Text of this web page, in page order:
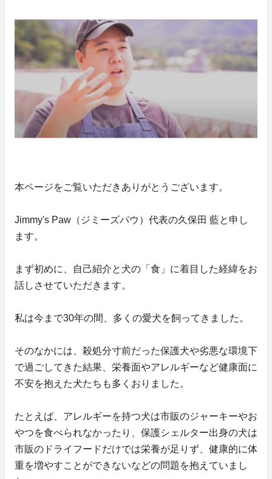
本ページをご覧いただきありがとうございます。
Jimmy's Paw（ジミーズパウ）代表の久保田 藍と申し
ます。
まず初めに、自己紹介と犬の「食」に着目した経緯をお
話しさせていただきます。
私は今まで30年の間、多くの愛犬を飼ってきました。
そのなかには、殺処分寸前だった保護犬や劣悪な環境下
で過ごしてきた結果、栄養面やアレルギーなど健康面に
不安を抱えた犬たちも多くおりました。
たとえば、アレルギーを持つ犬は市販のジャーキーやお
やつを食べられなかったり、保護シェルター出身の犬は
市販のドライフードだけでは栄養が足りず、健康的に体
重を増やすことができないなどの問題を抱えていまし